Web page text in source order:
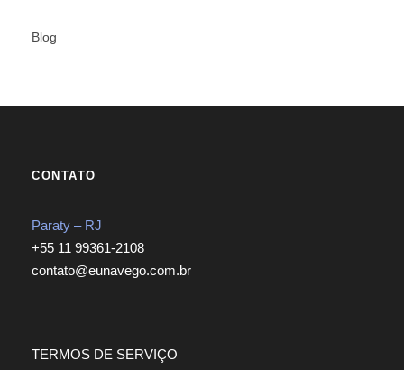
Blog
CONTATO
Paraty – RJ
+55 11 99361-2108
contato@eunavego.com.br
TERMOS DE SERVIÇO